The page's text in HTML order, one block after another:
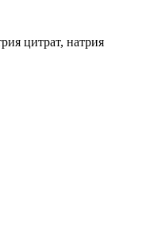
цитрат, натрия